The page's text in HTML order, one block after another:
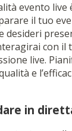
evento live
il tuo
desideri
con il
live.
e
in